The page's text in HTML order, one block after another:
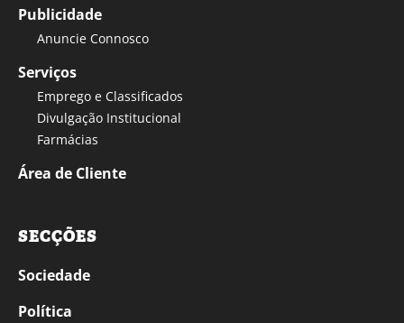
Publicidade
Anuncie Connosco
Serviços
Emprego e Classificados
Divulgação Institucional
Farmácias
Área de Cliente
SECÇÕES
Sociedade
Política